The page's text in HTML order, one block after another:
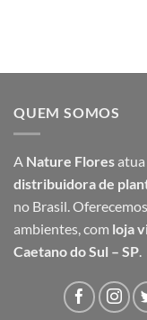
QUEM SOMOS
A Nature Flores
distribuidora de
no Brasil.
ambientes, com loja
Caetano do Sul – SP.